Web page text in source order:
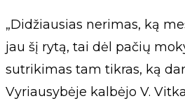
„Didžiausias nerimas, ką
jau šį rytą, tai dėl pačių
sutrikimas tam tikras, ką
Vyriausybėje kalbėjo V.